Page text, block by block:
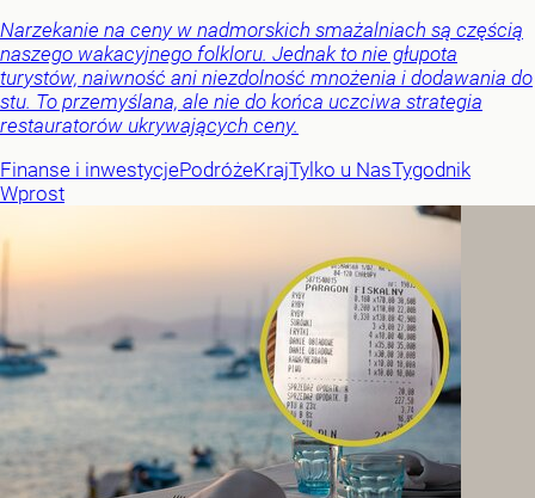
Narzekanie na ceny w nadmorskich smażalniach są częścią
naszego wakacyjnego folkloru. Jednak to nie głupota
turystów, naiwność ani niezdolność mnożenia i dodawania do
stu. To przemyślana, ale nie do końca uczciwa strategia
restauratorów ukrywających ceny.
Finanse i inwestycjePodróżeKrajTylko u NasTygodnik
Wprost